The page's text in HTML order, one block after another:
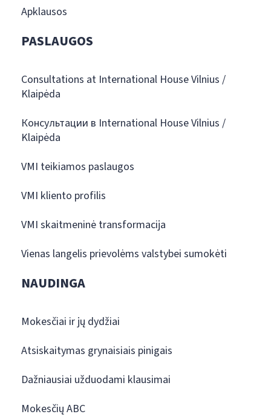
Apklausos
PASLAUGOS
Consultations at International House Vilnius /
Klaipėda
Консультации в International House Vilnius /
Klaipėda
VMI teikiamos paslaugos
VMI kliento profilis
VMI skaitmeninė transformacija
Vienas langelis prievolėms valstybei sumokėti
NAUDINGA
Mokesčiai ir jų dydžiai
Atsiskaitymas grynaisiais pinigais
Dažniausiai užduodami klausimai
Mokesčių ABC